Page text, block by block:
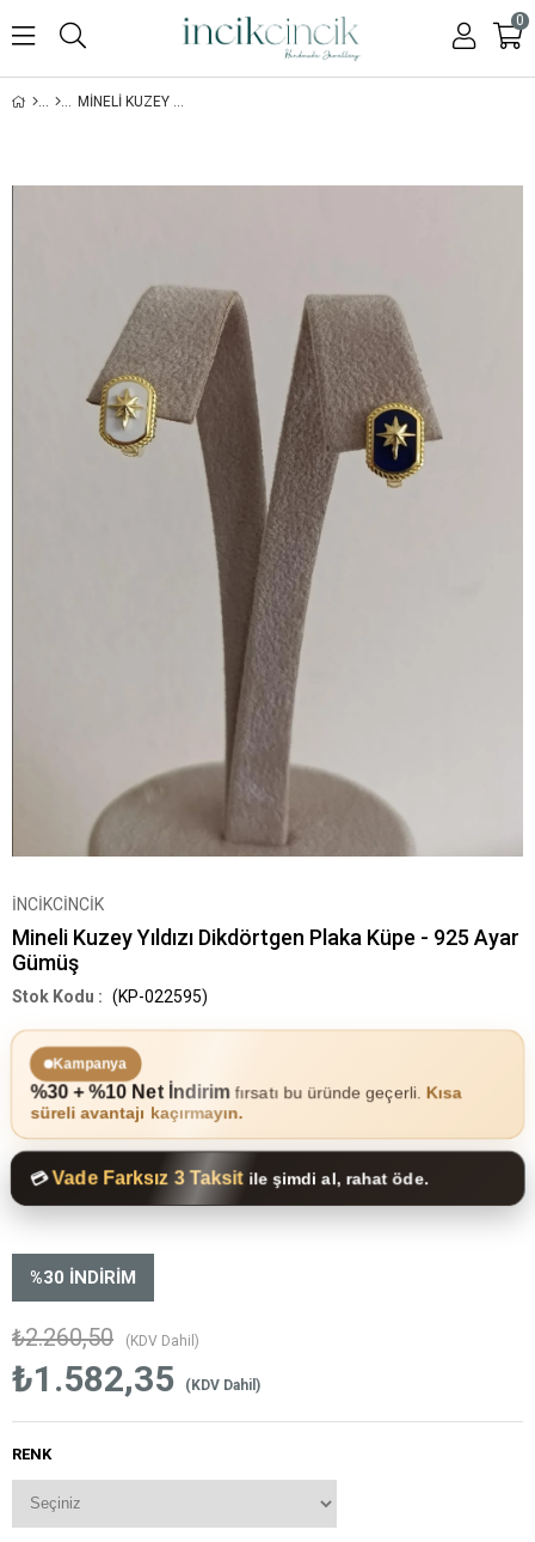
0
MINELI KUZEY YILDIZI DIKDÖRTGEN PLAKA KÜPE - 925 AYAR GÜMÜŞ
İNCİKCİNCİK
Mineli Kuzey Yıldızı Dikdörtgen Plaka Küpe - 925 Ayar
Gümüş
(KP-022595)
Kampanya
%30 + %10 Net İndirimfırsatı bu üründe geçerli. Kısa
süreli avantajı kaçırmayın.
💳Vade Farksız 3 Taksitile şimdi al, rahat öde.
%30 İNDIRIM
₺2.260,50 (KDV Dahil)
₺1.582,35 (KDV Dahil)
RENK